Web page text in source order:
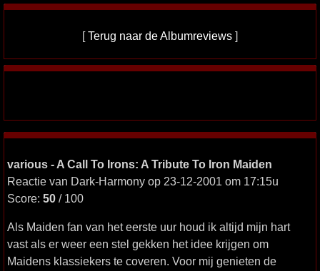
[Terug naar de Albumreviews ]
various - A Call To Irons: A Tribute To Iron Maiden
Reactie van Dark-Harmony op 23-12-2001 om 17:15u
Score: 50 / 100
Als Maiden fan van het eerste uur houd ik altijd mijn hart
vast als er weer een stel gekken het idee krijgen om
Maidens klassiekers te coveren. Voor mij genieten de